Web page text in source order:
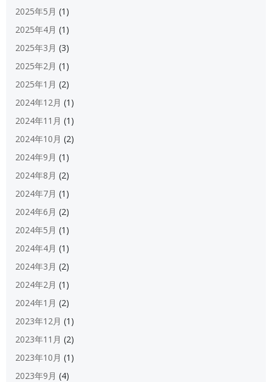
2025年5月 (1)
2025年4月 (1)
2025年3月 (3)
2025年2月 (1)
2025年1月 (2)
2024年12月 (1)
2024年11月 (1)
2024年10月 (2)
2024年9月 (1)
2024年8月 (2)
2024年7月 (1)
2024年6月 (2)
2024年5月 (1)
2024年4月 (1)
2024年3月 (2)
2024年2月 (1)
2024年1月 (2)
2023年12月 (1)
2023年11月 (2)
2023年10月 (1)
2023年9月 (4)